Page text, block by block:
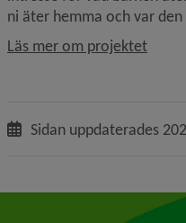
ni äter hemma och var
Läs mer om projektet
Sidan uppdaterades